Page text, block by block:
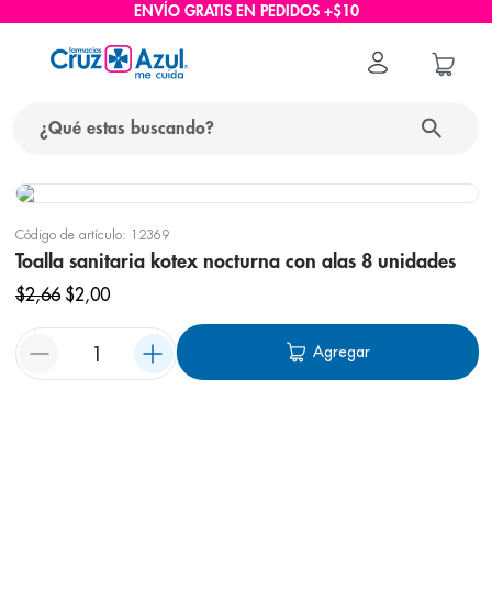
ENVÍO GRATIS EN PEDIDOS +$10
Código de artículo: 12369
Toalla sanitaria kotex nocturna con alas 8 unidades
$2,66 $2,00
Agregar